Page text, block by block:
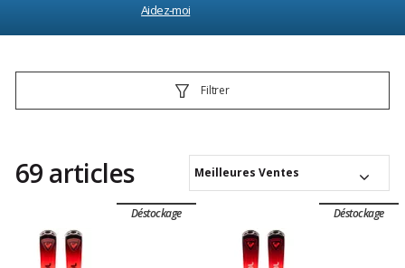
Aidez-moi
Filtrer
69 articles Meilleures Ventes
Déstockage Déstockage